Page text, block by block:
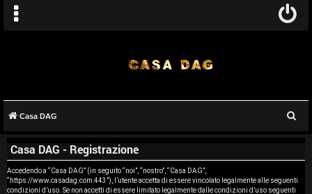
r
g
Casa DAG
Casa DAG - Registrazione
Accedendo a “Casa DAG” (in seguito “noi”, “nostro”, “Casa DAG”,
“https://www.casadag.com:443”), l’utente accetta di essere vincolato legalmente alle seguenti
condizioni d’uso. Se non accetti di essere limitato legalmente dalle condizioni d’uso seguenti